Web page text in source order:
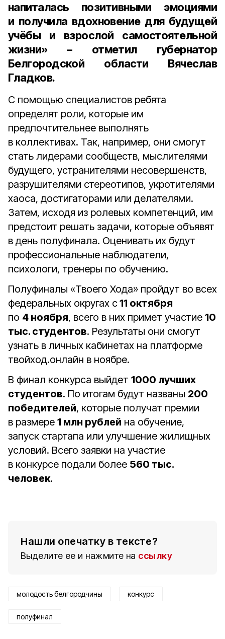
напиталась позитивными эмоциями
и получила вдохновение для будущей
учёбы и взрослой самостоятельной
жизни» – отметил губернатор
Белгородской области Вячеслав
Гладков.
С помощью специалистов ребята
определят роли, которые им
предпочтительнее выполнять
в коллективах. Так, например, они смогут
стать лидерами сообществ, мыслителями
будущего, устранителями несовершенств,
разрушителями стереотипов, укротителями
хаоса, достигаторами или делателями.
Затем, исходя из ролевых компетенций, им
предстоит решать задачи, которые объявят
в день полуфинала. Оценивать их будут
профессиональные наблюдатели,
психологи, тренеры по обучению.
Полуфиналы «Твоего Хода» пройдут во всех
федеральных округах с 11 октября
по 4 ноября, всего в них примет участие 10
тыс. студентов. Результаты они смогут
узнать в личных кабинетах на платформе
твойход.онлайн в ноябре.
В финал конкурса выйдет 1000 лучших
студентов. По итогам будут названы 200
победителей, которые получат премии
в размере 1 млн рублей на обучение,
запуск стартапа или улучшение жилищных
условий. Всего заявки на участие
в конкурсе подали более 560 тыс.
человек.
Нашли опечатку в тексте?
Выделите ее и нажмите на ссылку
молодость белгородчины конкурс
полуфинал